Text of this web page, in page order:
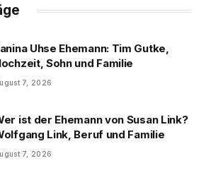
Uhse Ehemann: Tim Gutke,
Sohn und Familie
7, 2026
ist der Ehemann von Susan Link?
Link, Beruf und Familie
7, 2026